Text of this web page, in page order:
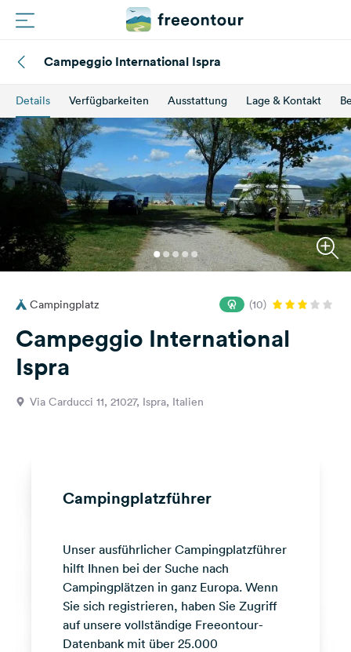
Routen
Plätze
Magazin
Partner
Registrieren
Einloggen
Fragen &
Feedback
Sprache:
Facebook
Instagram
Campeggio International Ispra
Details Verfügbarkeiten Ausstattung Lage & Kontakt
Campingplatz (10)
Campeggio International
Ispra
Via Carducci 11, 21027, Ispra, Italien
Campingplatzführer
Unser ausführlicher Campingplatzführer
hilft Ihnen bei der Suche nach
Campingplätzen in ganz Europa. Wenn
Sie sich registrieren, haben Sie Zugriff
auf unsere vollständige Freeontour-
Datenbank mit über 25.000